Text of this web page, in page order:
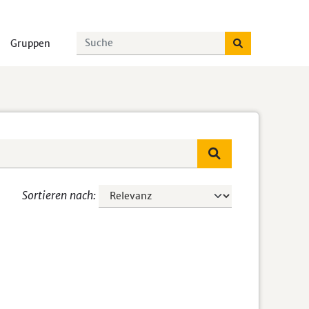
Gruppen
Sortieren nach